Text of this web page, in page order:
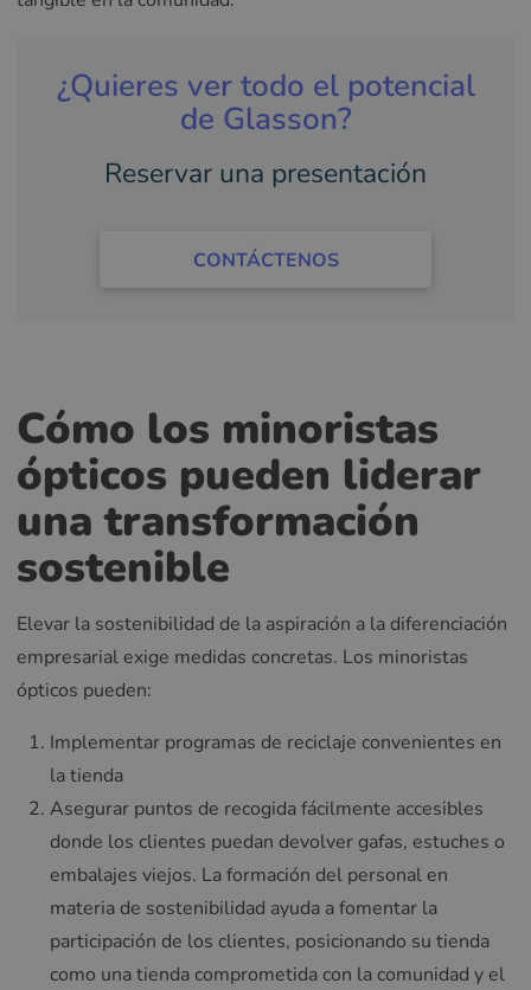
¿Quieres ver todo el potencial
de Glasson?
Reservar una presentación
CONTÁCTENOS
Cómo los minoristas
ópticos pueden liderar
una transformación
sostenible
Elevar la sostenibilidad de la aspiración a la diferenciación
empresarial exige medidas concretas. Los minoristas
ópticos pueden:
Implementar programas de reciclaje convenientes en
la tienda
Asegurar puntos de recogida fácilmente accesibles
donde los clientes puedan devolver gafas, estuches o
embalajes viejos. La formación del personal en
materia de sostenibilidad ayuda a fomentar la
participación de los clientes, posicionando su tienda
como una tienda comprometida con la comunidad y el